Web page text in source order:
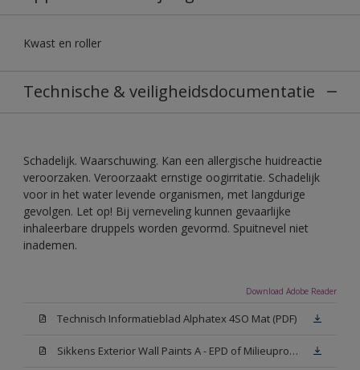
Kwast en roller
Technische & veiligheidsdocumentatie
Schadelijk. Waarschuwing. Kan een allergische huidreactie
veroorzaken. Veroorzaakt ernstige oogirritatie. Schadelijk
voor in het water levende organismen, met langdurige
gevolgen. Let op! Bij verneveling kunnen gevaarlijke
inhaleerbare druppels worden gevormd. Spuitnevel niet
inademen.
Download Adobe Reader
Technisch Informatieblad Alphatex 4SO Mat (PDF)
Sikkens Exterior Wall Paints A - EPD of Milieuproductverklaring